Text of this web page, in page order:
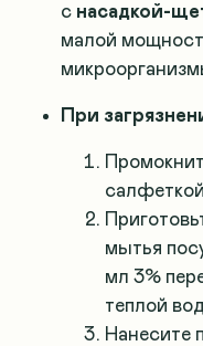
с насадкой-
малой
При
мытья
мл 3%
теплой
Нанесите